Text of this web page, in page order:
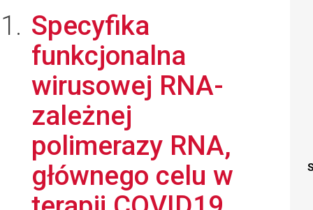
Specyfika
funkcjonalna
wirusowej RNA-
zależnej
polimerazy RNA,
głównego celu w